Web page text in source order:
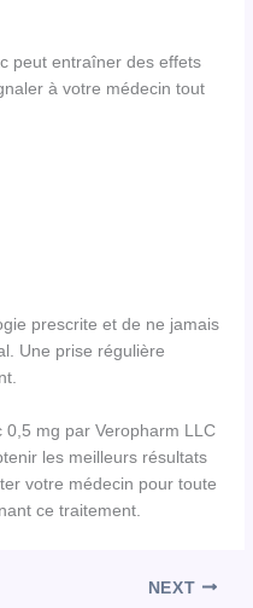
peut entraîner des effets
à votre médecin tout
prescrite et de ne jamais
Une prise régulière
0,5 mg par Veropharm LLC
les meilleurs résultats
votre médecin pour toute
ce traitement.
NEXT